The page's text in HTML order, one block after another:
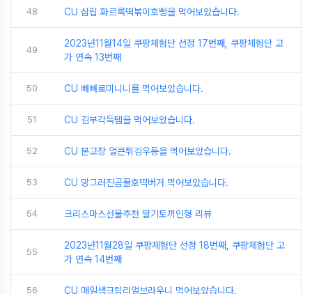
48 CU 삼립 화르륵떡볶이호빵을 먹어보았습니다.
49
2023년11월14일 쿠팡체험단 선정 17번째, 쿠팡체험단 고
가 연속 13번째
50 CU 빼빼로미니니를 먹어보았습니다.
51 CU 김부각득템을 먹어보았습니다.
52 CU 본고장 얼큰튀김우동을 먹어보았습니다.
53 CU 망그러진곰꿀호떡버거 먹어보았습니다.
54 크리스마스선물추천 딸기토끼인형 리뷰
55
2023년11월28일 쿠팡체험단 선정 18번째, 쿠팡체험단 고
가 연속 14번째
56 CU 매일생크림리얼브라우니 먹어보았습니다.